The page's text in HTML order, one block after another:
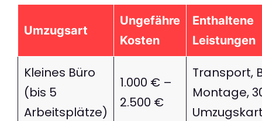
Umzugsart
Ungefähre
Kosten
Enthaltene
Leistungen
Kleines Büro
(bis 5
Arbeitsplätze)
1.000 € –
2.500 €
Transport,
Montage,